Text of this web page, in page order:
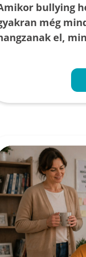
bullying
még
el,